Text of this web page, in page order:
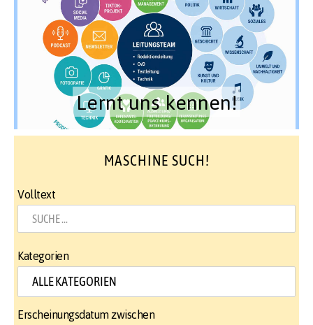
Lernt uns kennen!
MASCHINE SUCH!
Volltext
Kategorien
Erscheinungsdatum zwischen